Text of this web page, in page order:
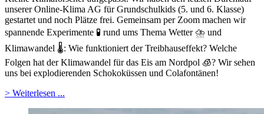
unserer Online-Klima AG für Grundschulkids (5. und 6. Klasse)
gestartet und noch Plätze frei. Gemeinsam per Zoom machen wir
spannende Experimente 🧪 rund ums Thema Wetter ⛈️ und
Klimawandel 🌡️: Wie funktioniert der Treibhauseffekt? Welche
Folgen hat der Klimawandel für das Eis am Nordpol 🧊? Wir sehen
uns bei explodierenden Schokoküssen und Colafontänen!
> Weiterlesen ...